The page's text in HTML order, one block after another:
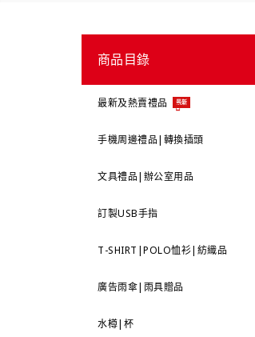
商品目錄
最新及熱賣禮品 最新
手機周邊禮品|轉換插頭
文具禮品|辦公室用品
訂製USB手指
T-SHIRT|POLO恤衫|紡織品
廣告雨傘|雨具贈品
水樽|杯